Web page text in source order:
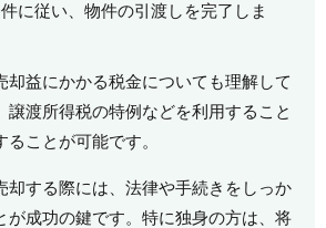
に従い、物件の引渡しを完了しま
却益にかかる税金についても理解して
譲渡所得税の特例などを利用すること
ことが可能です。
却する際には、法律や手続きをしっか
が成功の鍵です。特に独身の方は、将